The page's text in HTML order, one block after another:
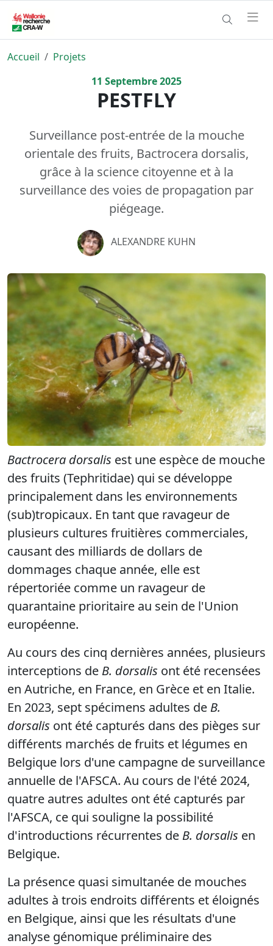
Accueil
Projets
11 Septembre2025
PESTFLY
Surveillance post-entrée de la mouche
orientale des fruits, Bactrocera dorsalis,
grâce à la science citoyenne et à la
surveillance des voies de propagation par
piégeage.
ALEXANDRE KUHN
Bactrocera dorsalis est une espèce de mouche
des fruits (Tephritidae) qui se développe
principalement dans les environnements
(sub)tropicaux. En tant que ravageur de
plusieurs cultures fruitières commerciales,
causant des milliards de dollars de
dommages chaque année, elle est
répertoriée comme un ravageur de
quarantaine prioritaire au sein de l'Union
européenne.
Au cours des cinq dernières années, plusieurs
interceptions de B. dorsalis ont été recensées
en Autriche, en France, en Grèce et en Italie.
En 2023, sept spécimens adultes de B.
dorsalis ont été capturés dans des pièges sur
différents marchés de fruits et légumes en
Belgique lors d'une campagne de surveillance
annuelle de l'AFSCA. Au cours de l'été 2024,
quatre autres adultes ont été capturés par
l'AFSCA, ce qui souligne la possibilité
d'introductions récurrentes de B. dorsalis en
Belgique.
La présence quasi simultanée de mouches
adultes à trois endroits différents et éloignés
en Belgique, ainsi que les résultats d'une
analyse génomique préliminaire des